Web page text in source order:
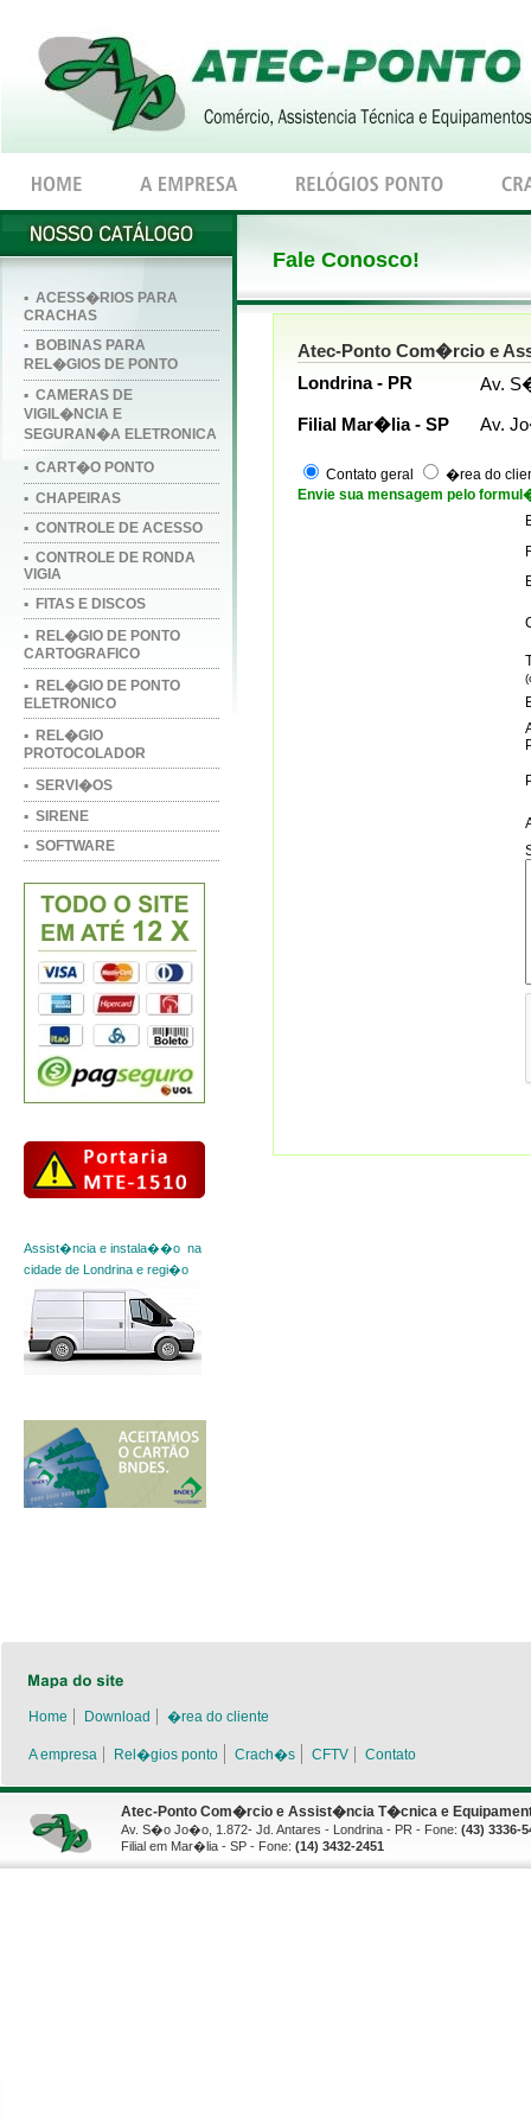
▪ ACESS�RIOS PARA
CRACHAS
▪ BOBINAS PARA
REL�GIOS DE PONTO
▪ CAMERAS DE
VIGIL�NCIA E
SEGURAN�A ELETRONICA
▪ CART�O PONTO
▪ CHAPEIRAS
▪ CONTROLE DE ACESSO
▪ CONTROLE DE RONDA
VIGIA
▪ FITAS E DISCOS
▪ REL�GIO DE PONTO
CARTOGRAFICO
▪ REL�GIO DE PONTO
ELETRONICO
▪ REL�GIO
PROTOCOLADOR
▪ SERVI�OS
▪ SIRENE
▪ SOFTWARE
Assist�ncia e instala��o na
cidade de Londrina e regi�o
Fale Conosco!
Atec-Ponto Com�rcio e
Londrina - PR
Av.
Filial Mar�lia - SP Av.
Contato geral
�rea do
Envie sua mensagem pelo
Home Download �rea do cliente
A empresa Rel�gios ponto Crach�s CFTV Contato
Atec-Ponto Com�rcio e Assist�ncia T�cnica e
Av. S�o Jo�o, 1.872- Jd. Antares - Londrina - PR - Fone: (43) 3336-
Filial em Mar�lia - SP - Fone: (14) 3432-2451